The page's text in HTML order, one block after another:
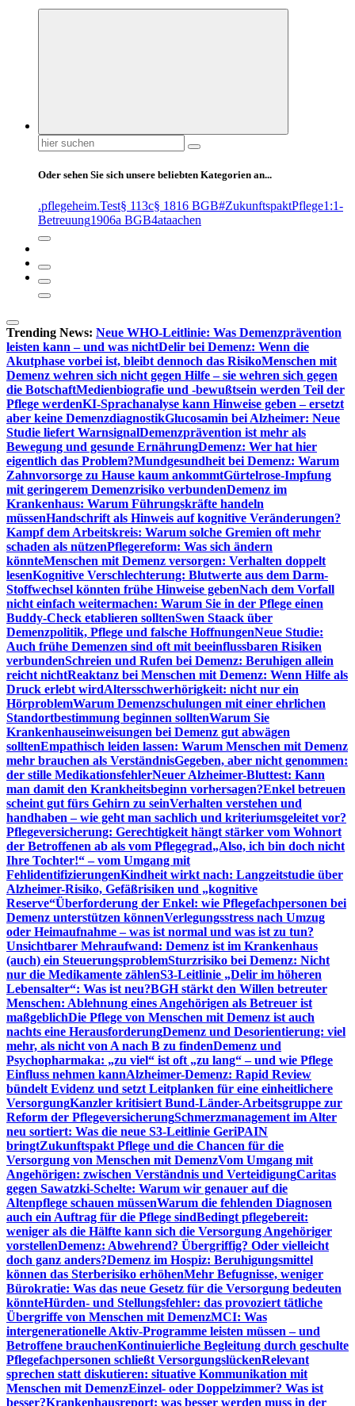
Suchen
nach:
Oder sehen Sie sich unsere beliebten Kategorien an...
.pflegeheim.Test§ 113c§ 1816 BGB#ZukunftspaktPflege1:1-
Betreuung1906a BGB4ataachen
Trending News: Neue WHO-Leitlinie: Was Demenzprävention
leisten kann – und was nichtDelir bei Demenz: Wenn die
Akutphase vorbei ist, bleibt dennoch das RisikoMenschen mit
Demenz wehren sich nicht gegen Hilfe – sie wehren sich gegen
die BotschaftMedienbiografie und -bewußtsein werden Teil der
Pflege werdenKI-Sprachanalyse kann Hinweise geben – ersetzt
aber keine DemenzdiagnostikGlucosamin bei Alzheimer: Neue
Studie liefert WarnsignalDemenzprävention ist mehr als
Bewegung und gesunde ErnährungDemenz: Wer hat hier
eigentlich das Problem?Mundgesundheit bei Demenz: Warum
Zahnvorsorge zu Hause kaum ankommtGürtelrose-Impfung
mit geringerem Demenzrisiko verbundenDemenz im
Krankenhaus: Warum Führungskräfte handeln
müssenHandschrift als Hinweis auf kognitive Veränderungen?
Kampf dem Arbeitskreis: Warum solche Gremien oft mehr
schaden als nützenPflegereform: Was sich ändern
könnteMenschen mit Demenz versorgen: Verhalten doppelt
lesenKognitive Verschlechterung: Blutwerte aus dem Darm-
Stoffwechsel könnten frühe Hinweise gebenNach dem Vorfall
nicht einfach weitermachen: Warum Sie in der Pflege einen
Buddy-Check etablieren solltenSwen Staack über
Demenzpolitik, Pflege und falsche HoffnungenNeue Studie:
Auch frühe Demenzen sind oft mit beeinflussbaren Risiken
verbundenSchreien und Rufen bei Demenz: Beruhigen allein
reicht nichtReaktanz bei Menschen mit Demenz: Wenn Hilfe als
Druck erlebt wirdAltersschwerhörigkeit: nicht nur ein
HörproblemWarum Demenzschulungen mit einer ehrlichen
Standortbestimmung beginnen solltenWarum Sie
Krankenhauseinweisungen bei Demenz gut abwägen
solltenEmpathisch leiden lassen: Warum Menschen mit Demenz
mehr brauchen als VerständnisGegeben, aber nicht genommen:
der stille MedikationsfehlerNeuer Alzheimer-Bluttest: Kann
man damit den Krankheitsbeginn vorhersagen?Enkel betreuen
scheint gut fürs Gehirn zu seinVerhalten verstehen und
handhaben – wie geht man sachlich und kriteriumsgeleitet vor?
Pflegeversicherung: Gerechtigkeit hängt stärker vom Wohnort
der Betroffenen ab als vom Pflegegrad„Also, ich bin doch nicht
Ihre Tochter!“ – vom Umgang mit
FehlidentifizierungenKindheit wirkt nach: Langzeitstudie über
Alzheimer-Risiko, Gefäßrisiken und „kognitive
Reserve“Überforderung der Enkel: wie Pflegefachpersonen bei
Demenz unterstützen könnenVerlegungsstress nach Umzug
oder Heimaufnahme – was ist normal und was ist zu tun?
Unsichtbarer Mehraufwand: Demenz ist im Krankenhaus
(auch) ein SteuerungsproblemSturzrisiko bei Demenz: Nicht
nur die Medikamente zählenS3-Leitlinie „Delir im höheren
Lebensalter“: Was ist neu?BGH stärkt den Willen betreuter
Menschen: Ablehnung eines Angehörigen als Betreuer ist
maßgeblichDie Pflege von Menschen mit Demenz ist auch
nachts eine HerausforderungDemenz und Desorientierung: viel
mehr, als nicht von A nach B zu findenDemenz und
Psychopharmaka: „zu viel“ ist oft „zu lang“ – und wie Pflege
Einfluss nehmen kannAlzheimer-Demenz: Rapid Review
bündelt Evidenz und setzt Leitplanken für eine einheitlichere
VersorgungKanzler kritisiert Bund-Länder-Arbeitsgruppe zur
Reform der PflegeversicherungSchmerzmanagement im Alter
neu sortiert: Was die neue S3-Leitlinie GeriPAIN
bringtZukunftspakt Pflege und die Chancen für die
Versorgung von Menschen mit DemenzVom Umgang mit
Angehörigen: zwischen Verständnis und VerteidigungCaritas
gegen Sawatzki-Schelte: Warum wir genauer auf die
Altenpflege schauen müssenWarum die fehlenden Diagnosen
auch ein Auftrag für die Pflege sindBedingt pflegebereit:
weniger als die Hälfte kann sich die Versorgung Angehöriger
vorstellenDemenz: Abwehrend? Übergriffig? Oder vielleicht
doch ganz anders?Demenz im Hospiz: Beruhigungsmittel
können das Sterberisiko erhöhenMehr Befugnisse, weniger
Bürokratie: Was das neue Gesetz für die Versorgung bedeuten
könnteHürden- und Stellungsfehler: das provoziert tätliche
Übergriffe von Menschen mit DemenzMCI: Was
intergenerationelle Aktiv-Programme leisten müssen – und
Betroffene brauchenKontinuierliche Begleitung durch geschulte
Pflegefachpersonen schließt VersorgungslückenRelevant
sprechen statt diskutieren: situative Kommunikation mit
Menschen mit DemenzEinzel- oder Doppelzimmer? Was ist
besser?Krankenhausreport: was besser werden muss in der